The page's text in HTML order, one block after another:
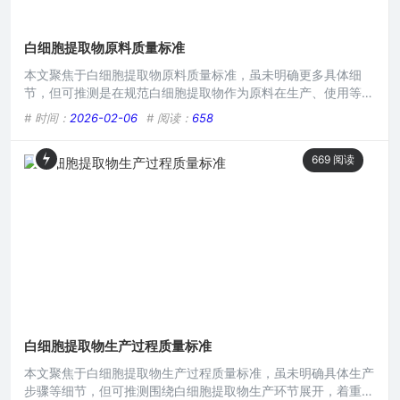
白细胞提取物原料质量标准
本文聚焦于白细胞提取物原料质量标准，虽未明确更多具体细
节，但可推测是在规范白细胞提取物作为原料在生产、使用等方
面所应遵循的质量准则，涵盖诸如原料来源、纯度、活性成分含
量、微生物限度等关键指标要求，旨在确保白细胞提取物原料的
质量可控、安全有效，为相关产品生产提供可靠的原料质量依
据。本文目录导读： 外观与性状纯度指标微生物限度内毒素水
# 时间： 2026-02-06 # 阅读： 658
669 阅读
白细胞提取物生产过程质量标准
本文聚焦于白细胞提取物生产过程质量标准，虽未明确具体生产
步骤等细节，但可推测围绕白细胞提取物生产环节展开，着重对